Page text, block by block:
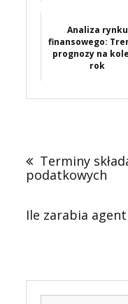
Analiza rynku
finansowego:
prognozy na
rok
Terminy
podatkowych
Ile zarabia